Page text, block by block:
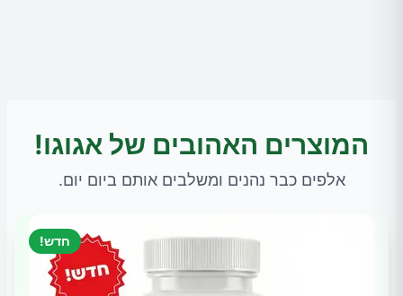
המוצרים האהובים של אגוגו!
אלפים כבר נהנים ומשלבים אותם ביום יום.
חדש!